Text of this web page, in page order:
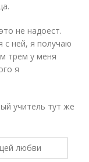
не надоест.
с ней, я получаю
трем у меня
я
учитель тут же